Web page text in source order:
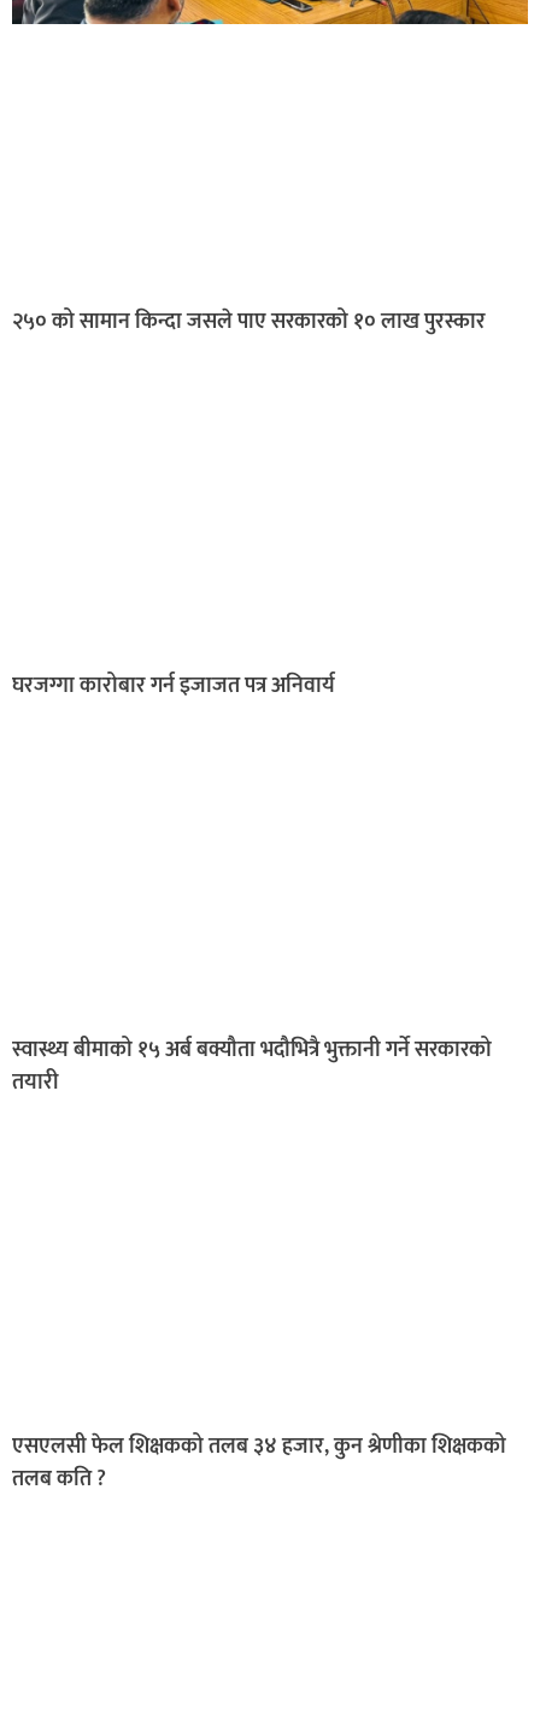
२५० को सामान किन्दा जसले पाए सरकारको १० लाख पुरस्कार
घरजग्गा कारोबार गर्न इजाजत पत्र अनिवार्य
स्वास्थ्य बीमाको १५ अर्ब बक्यौता भदौभित्रै भुक्तानी गर्ने सरकारको
तयारी
एसएलसी फेल शिक्षकको तलब ३४ हजार, कुन श्रेणीका शिक्षकको
तलब कति ?